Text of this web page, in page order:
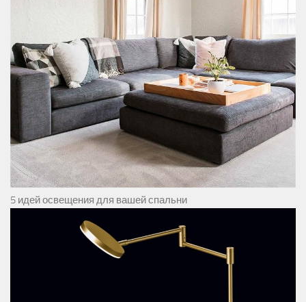
5 идей освещения для вашей спальни